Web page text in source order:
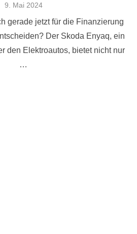
Veröffentlicht
9. Mai 2024
gerade jetzt für die Finanzierung
Der Skoda Enyaq, ein
den Elektroautos, bietet nicht nur
…